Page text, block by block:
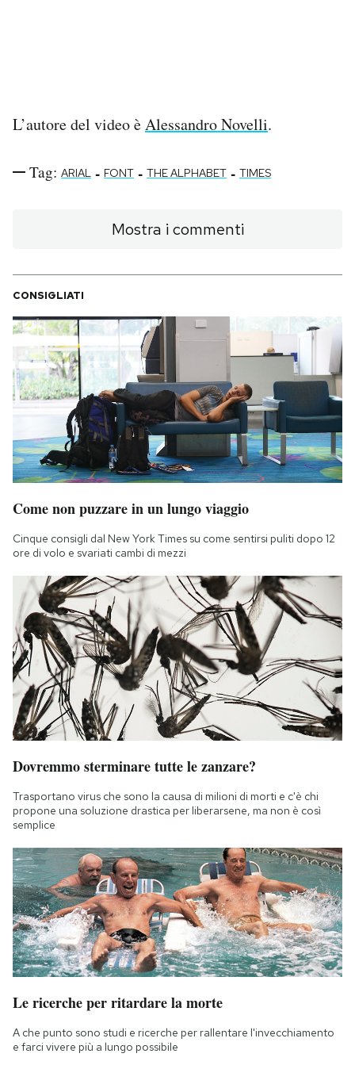
AREA PERSONALE
Area Personale
Newsletter
Notifiche mobile
Regala il Post
Hai bisogno di aiuto?
Esci
L’autore del video èAlessandro Novelli.
Tag: ARIAL - FONT - THE ALPHABET - TIMES
Mostra i commenti
CONSIGLIATI
Come non puzzare in un lungo viaggio
Cinque consigli dal New York Times su come sentirsi puliti dopo 12
ore di volo e svariati cambi di mezzi
Dovremmo sterminare tutte le zanzare?
Trasportano virus che sono la causa di milioni di morti e c'è chi
propone una soluzione drastica per liberarsene, ma non è così
semplice
Le ricerche per ritardare la morte
A che punto sono studi e ricerche per rallentare l'invecchiamento
e farci vivere più a lungo possibile